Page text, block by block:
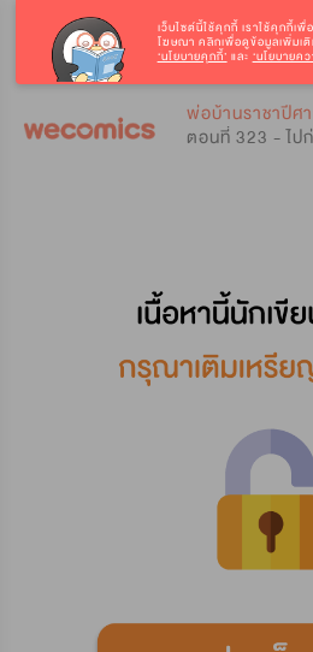
พ่อบ้านราชาปีศ
ตอนที่ 323 - ไป
เว็บไซต์นี้ใช้คุกกี้ เราใช้คุกกี้เพื่
โฆษณา คลิกเพื่อดูข้อมูลเพิ่มเ
‘นโยบายคุกกี้’ และ ‘นโยบายค